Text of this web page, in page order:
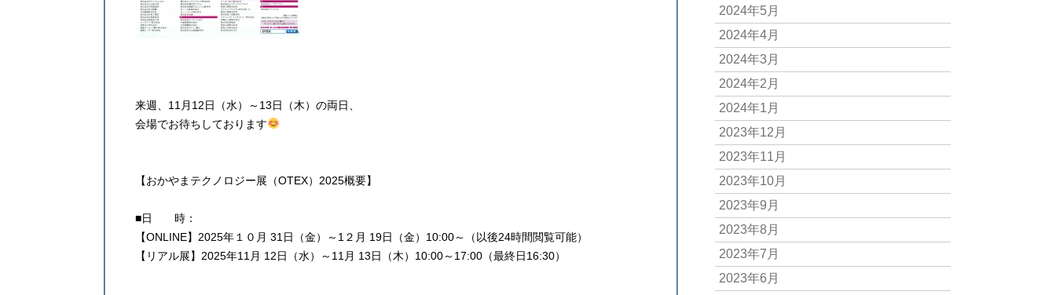
来週、11月12日（水）～13日（木）の両日、
会場でお待ちしております
【おかやまテクノロジー展（OTEX）2025概要】
■日 時：
【ONLINE】2025年１０月 31日（金）～1２月 19日（金）10:00～（以後24時間閲覧可能）
【リアル展】2025年11月 12日（水）～11月 13日（木）10:00～17:00（最終日16:30）
2024年5月
2024年4月
2024年3月
2024年2月
2024年1月
2023年12月
2023年11月
2023年10月
2023年9月
2023年8月
2023年7月
2023年6月